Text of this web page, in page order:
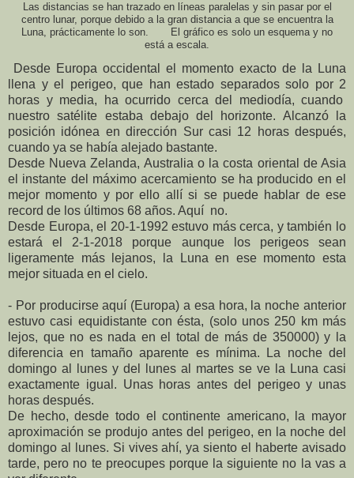
Las distancias se han trazado en líneas paralelas y sin pasar por el
centro lunar, porque debido a la gran distancia a que se encuentra la
Luna, prácticamente lo son. El gráfico es solo un esquema y no
está a escala.
Desde Europa occidental el momento exacto de
la Luna
llena y el perigeo, que han estado separados solo por 2
horas y media, ha ocurrido cerca del mediodía, cuando
nuestro satélite estaba debajo del horizonte. Alcanzó la
posición idónea en dirección Sur casi 12 horas después,
cuando ya se había alejado bastante.
Desde Nueva Zelanda, Australia o la costa oriental de Asia
el instante del máximo acercamiento se ha producido en el
mejor momento y por ello allí si se puede hablar de ese
record de los últimos 68 años. Aquí no.
Desde Europa, el 20-1-1992 estuvo más cerca, y también lo
estará el 2-1-2018 porque aunque los perigeos sean
ligeramente más lejanos,
la Luna en ese momento esta
mejor situada en el cielo.
- Por producirse aquí (Europa) a esa hora, la noche anterior
estuvo casi equidistante con ésta, (solo unos 250 km más
lejos, que no es nada en el total de más de 350000) y la
diferencia en tamaño aparente es mínima. La noche del
domingo al lunes y del lunes al martes se ve la Luna casi
exactamente igual. Unas horas antes del perigeo y unas
horas después.
De hecho, desde todo el continente americano, la mayor
aproximación se produjo antes del perigeo, en la noche del
domingo al lunes. Si vives ahí, ya siento el haberte avisado
tarde, pero no te preocupes porque la siguiente no la vas a